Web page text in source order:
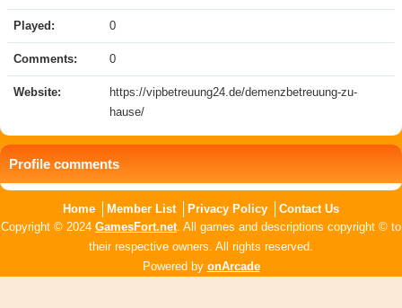
Played: 0
Comments: 0
Website:
https://vipbetreuung24.de/demenzbetreuung-zu-
hause/
Profile comments
Home Member List Privacy Policy
Contact Us
Copyright © 2024 GamesFort.net. All games and descriptions copyright © to
their respective owners. All rights reserved.
Powered by onArcade